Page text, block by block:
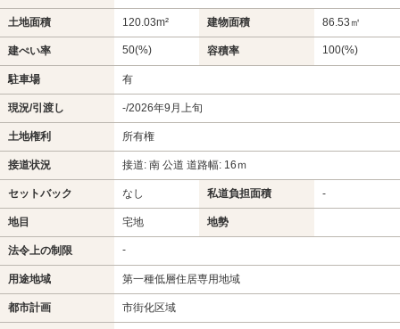
土地面積 120.03m² 建物面積 86.53㎡
建ぺい率 50(%) 容積率 100(%)
駐車場 有
現況/引渡し -/2026年9月上旬
土地権利 所有権
接道状況 接道: 南 公道 道路幅: 16ｍ
セットバック なし 私道負担面積 -
地目 宅地 地勢
法令上の制限 -
用途地域 第一種低層住居専用地域
都市計画 市街化区域